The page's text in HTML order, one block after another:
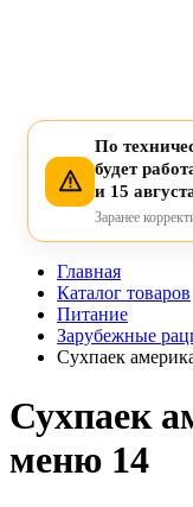
По
будет
и 15
Заранее
Главная
Каталог товаров
Питание
Зарубежные
Сухпаек
Сухпаек
меню 14